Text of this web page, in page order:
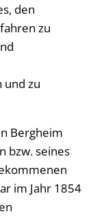
den
zu
und zu
Bergheim
bzw. seines
im Jahr 1854